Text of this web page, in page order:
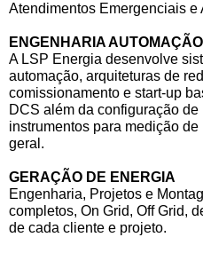
Atendimentos Emergenciais e
ENGENHARIA AUTOMAÇÃO
A LSP Energia desenvolve
automação, arquiteturas de
comissionamento e start-up
DCS além da configuração
instrumentos para medição
geral.
GERAÇÃO DE ENERGIA
Engenharia, Projetos e
completos, On Grid, Off Grid,
de cada cliente e projeto.